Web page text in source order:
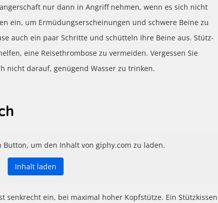
nur dann in Angriff nehmen, wenn es sich nicht
ein, um Ermüdungserscheinungen und schwere Beine zu
auch ein paar Schritte und schütteln Ihre Beine aus. Stütz-
eine Reisethrombose zu vermeiden. Vergessen Sie
nicht darauf, genügend Wasser zu trinken.
Button, um den Inhalt von giphy.com zu laden.
Inhalt laden
senkrecht ein, bei maximal hoher Kopfstütze. Ein Stützkissen